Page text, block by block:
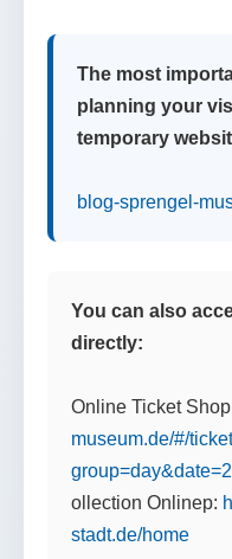
The most
planning your
temporary
blog-sprengel-
You can also
directly:
Online Ticket
museum.de/#/
ollection Onlinep:
stadt.de/home